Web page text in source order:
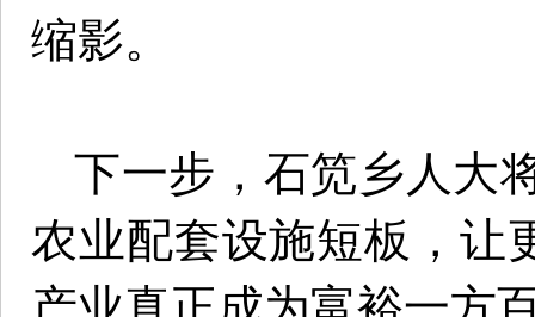
缩影。
下一步，石笕乡人大
农业配套设施短板，让